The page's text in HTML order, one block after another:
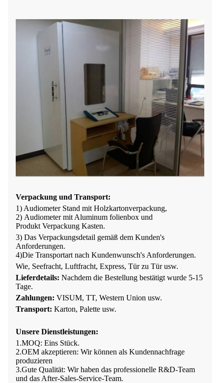
Verpackung und Transport:
1) AudiometerStand mit Holzkartonverpackung,
2) Audiometer mit Aluminum folienbox und
Produkt Verpackung Kasten.
3) Das Verpackungsdetail gemäß dem Kunden's
Anforderungen.
4)Die Transportart nach Kundenwunsch's Anforderungen.
Wie, Seefracht, Luftfracht, Express, Tür zu Tür usw.
Lieferdetails: Nachdem die Bestellung bestätigt wurde 5-15
Tage.
Zahlungen: VISUM, TT, Western Union usw.
Transport: Karton, Palette usw.
Unsere Dienstleistungen:
1.MOQ: Eins Stück.
2.OEM akzeptieren: Wir können als Kundennachfrage
produzieren
3.Gute Qualität: Wir haben das professionelle R&D-Team
und das After-Sales-Service-Team.